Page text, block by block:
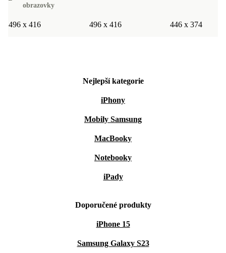
obrazovky
496 x 416 496 x 416 446 x 374
Nejlepší kategorie
iPhony
Mobily Samsung
MacBooky
Notebooky
iPady
Doporučené produkty
iPhone 15
Samsung Galaxy S23